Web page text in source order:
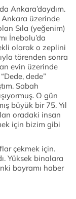
Ankara’daydım.
üzerinde
Sıla (yeğenim)
İnebolu’da
olarak o zeplini
törenden sonra
evin üzerinde
dede”
Sabah
O gün
büyük bir 75. Yıl
oradaki insan
için bizim gibi
çekmek için.
Yüksek binalara
bayramı haber